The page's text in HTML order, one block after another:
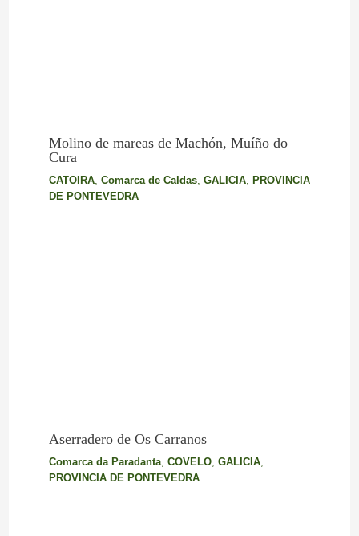
Molino de mareas de Machón, Muíño do
Cura
CATOIRA, Comarca de Caldas, GALICIA, PROVINCIA
DE PONTEVEDRA
Aserradero de Os Carranos
Comarca da Paradanta, COVELO, GALICIA,
PROVINCIA DE PONTEVEDRA